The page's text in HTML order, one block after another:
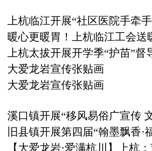
上杭临江开展“社区医院手牵
暖心更暖胃！上杭临江工会送
上杭太拔开展开学季“护苗”督
大爱龙岩宣传张贴画
大爱龙岩宣传张贴画
溪口镇开展“移风易俗广宣传
旧县镇开展第四届“翰墨飘香
【大爱龙岩·爱满杭川】上杭